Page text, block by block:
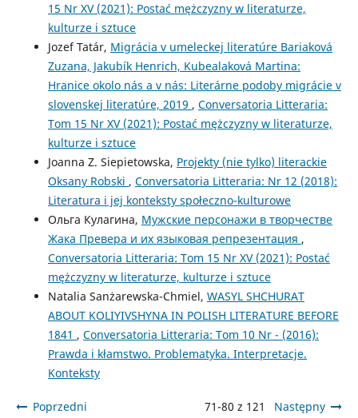
15 Nr XV (2021): Postać mężczyzny w literaturze,
kulturze i sztuce
Jozef Tatár, Migrácia v umeleckej literatúre Bariaková
Zuzana, Jakubík Henrich, Kubealaková Martina:
Hranice okolo nás a v nás: Literárne podoby migrácie v
slovenskej literatúre, 2019 , Conversatoria Litteraria:
Tom 15 Nr XV (2021): Postać mężczyzny w literaturze,
kulturze i sztuce
Joanna Z. Siepietowska, Projekty (nie tylko) literackie
Oksany Robski , Conversatoria Litteraria: Nr 12 (2018):
Literatura i jej konteksty społeczno-kulturowe
Ольга Кулагина, Мужские персонажи в творчестве
Жака Превера и их языковая репрезентация ,
Conversatoria Litteraria: Tom 15 Nr XV (2021): Postać
mężczyzny w literaturze, kulturze i sztuce
Natalia Sanżarewska-Chmiel, WASYL SHCHURAT
ABOUT KOLIYIVSHYNA IN POLISH LITERATURE BEFORE
1841 , Conversatoria Litteraria: Tom 10 Nr - (2016):
Prawda i kłamstwo. Problematyka. Interpretacje.
Konteksty
Poprzedni 71-80 z 121 Następny